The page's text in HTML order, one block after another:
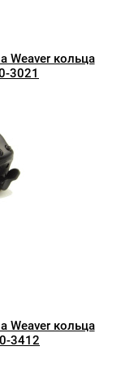
Weaver кольца
3021
Weaver кольца
3412